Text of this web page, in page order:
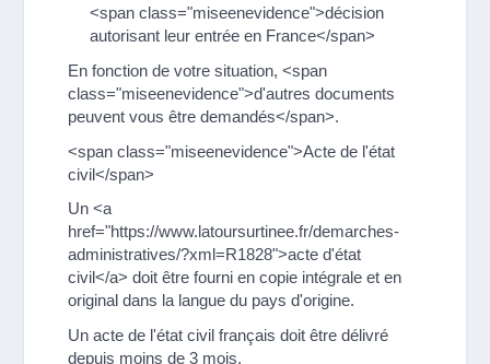
<span class="miseenevidence">décision
autorisant leur entrée en France</span>
En fonction de votre situation, <span
class="miseenevidence">d'autres documents
peuvent vous être demandés</span>.
<span class="miseenevidence">Acte de l'état
civil</span>
Un <a
href="https://www.latoursurtinee.fr/demarches-
administratives/?xml=R1828">acte d'état
civil</a> doit être fourni en copie intégrale et en
original dans la langue du pays d'origine.
Un acte de l'état civil français doit être délivré
depuis moins de 3 mois.